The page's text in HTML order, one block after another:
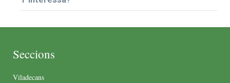
Seccions
Viladecans